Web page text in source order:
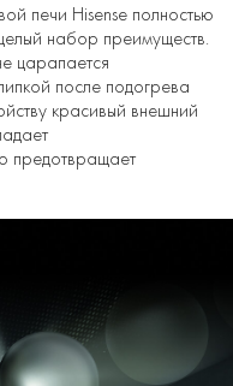
печи Hisense полностью
набор преимуществ.
царапается
после подогрева
красивый внешний
предотвращает